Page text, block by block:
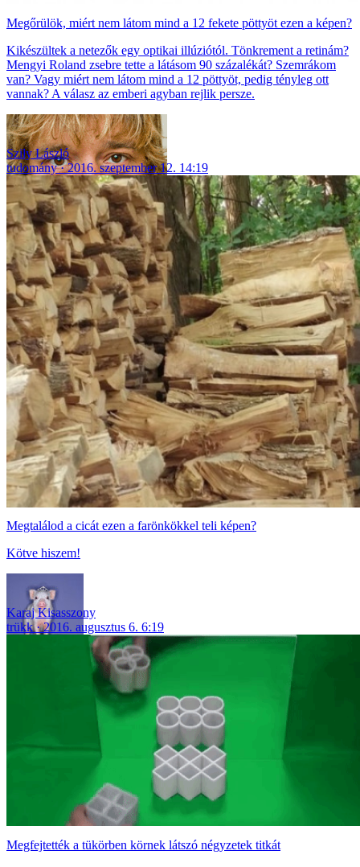
Megőrülök, miért nem látom mind a 12 fekete pöttyöt ezen a képen?
Kikészültek a netezők egy optikai illúziótól. Tönkrement a retinám?
Mengyi Roland zsebre tette a látásom 90 százalékát? Szemrákom
van? Vagy miért nem látom mind a 12 pöttyöt, pedig tényleg ott
vannak? A válasz az emberi agyban rejlik persze.
Szily László
tudomány
2016. szeptember 12. 14:19
Megtalálod a cicát ezen a farönkökkel teli képen?
Kötve hiszem!
Karaj Kisasszony
trükk
2016. augusztus 6. 6:19
Megfejtették a tükörben körnek látszó négyzetek titkát